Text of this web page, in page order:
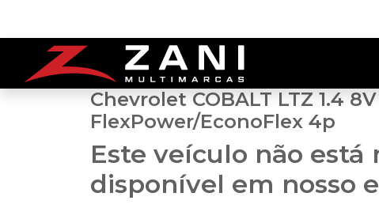
Chevrolet COBALT LTZ 1.4 8V
FlexPower/EconoFlex 4p
Este veículo não está
disponível em nosso